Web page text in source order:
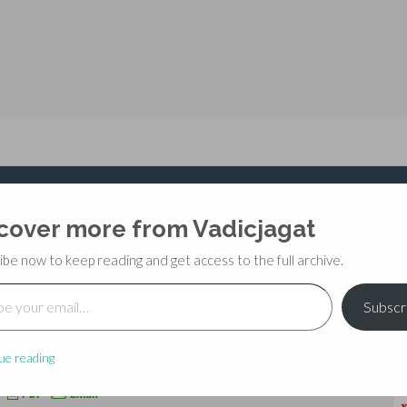
more from Vadicjagat
now to keep reading and get access to the full archive.
reading